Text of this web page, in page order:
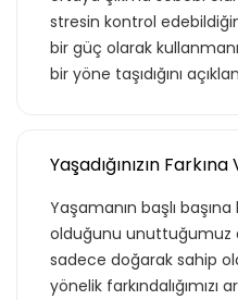
stresin kontrol
bir güç olarak
bir yöne taşıdığını
Yaşadığınızın
Yaşamanın başlı
olduğunu unuttuğumuz
sadece doğarak sahip
yönelik farkındalığımızı
Teklif
adet